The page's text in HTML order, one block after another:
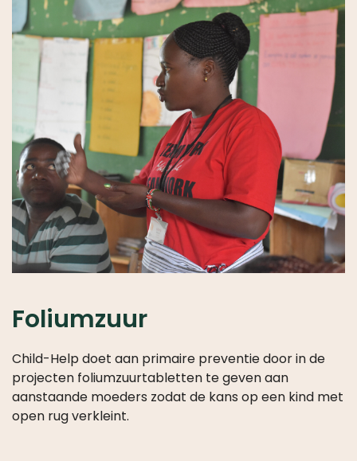
Foliumzuur
Child-Help doet aan primaire preventie door in de
projecten foliumzuurtabletten te geven aan
aanstaande moeders zodat de kans op een kind met
open rug verkleint.